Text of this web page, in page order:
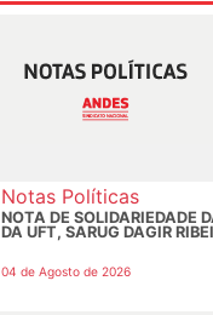
Notas Políticas
NOTA DE SOLIDARIEDADE
DA UFT, SARUG DAGIR
04 de Agosto de 2026